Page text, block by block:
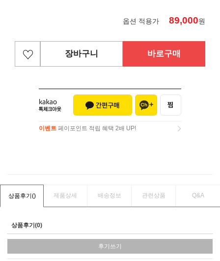
옵션 적용가 89,000원
장바구니 바로구매
이벤트 페이포인트 적립 혜택 2배 UP!
상품후기() 제품상세 배송정보 관련상품 Q&A
상품후기(0)
후기쓰기